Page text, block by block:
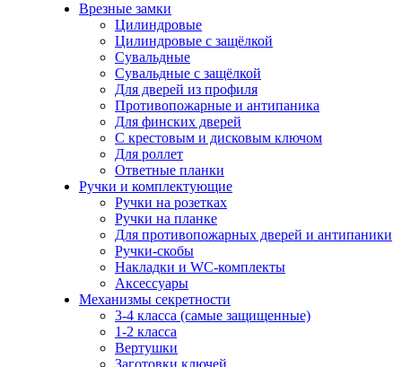
Врезные замки
Цилиндровые
Цилиндровые с защёлкой
Сувальдные
Сувальдные с защёлкой
Для дверей из профиля
Противопожарные и антипаника
Для финских дверей
С крестовым и дисковым ключом
Для роллет
Ответные планки
Ручки и комплектующие
Ручки на розетках
Ручки на планке
Для противопожарных дверей и антипаники
Ручки-скобы
Накладки и WC-комплекты
Аксессуары
Механизмы секретности
3-4 класса (самые защищенные)
1-2 класса
Вертушки
Заготовки ключей